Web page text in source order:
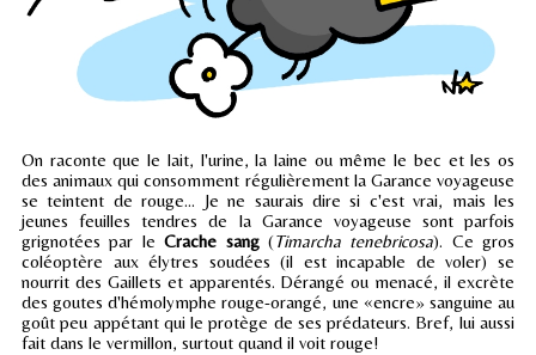
On raconte que le lait, l'urine, la laine ou même le bec et les os
des animaux qui consomment régulièrement la Garance voyageuse
se teintent de rouge... Je ne saurais dire si c'est vrai, mais les
jeunes feuilles tendres de la Garance voyageuse sont parfois
grignotées par leCrache sang(Timarcha tenebricosa). Ce gros
coléoptère aux élytres soudées (il est incapable de voler) se
nourrit des Gaillets et apparentés. Dérangé ou menacé, il excrète
des goutes d'hémolymphe rouge-orangé, une «encre» sanguine au
goût peu appétant qui le protège de ses prédateurs. Bref, lui aussi
fait dans le vermillon, surtout quand il voit rouge!